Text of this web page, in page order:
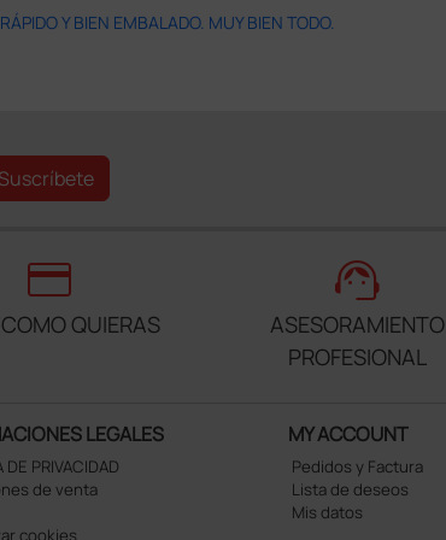
Y BIEN EMBALADO. MUY BIEN TODO.
Suscríbete
credit_card
QUIERAS
support_agent
ASESORAMIENTO
PROFESIONAL
LEGALES
DE PRIVACIDAD
de venta
cookies
MY ACCOUNT
Pedidos y Factura
Lista de deseos
Mis datos